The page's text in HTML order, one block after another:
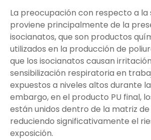
La preocupación con respecto a la
proviene principalmente de la
isocianatos, que son productos
utilizados en la producción de
que los isocianatos causan
sensibilización respiratoria en
expuestos a niveles altos durante
embargo, en el producto PU final,
están unidos dentro de la matriz
reduciendo significativamente el
exposición.